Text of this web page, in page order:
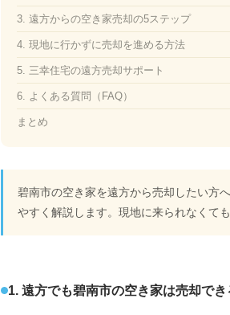
3. 遠方からの空き家売却の5ステップ
4. 現地に行かずに売却を進める方法
5. 三幸住宅の遠方売却サポート
6. よくある質問（FAQ）
まとめ
碧南市の空き家を遠方から売却したい方
やすく解説します。現地に来られなくて
1. 遠方でも碧南市の空き家は売却でき